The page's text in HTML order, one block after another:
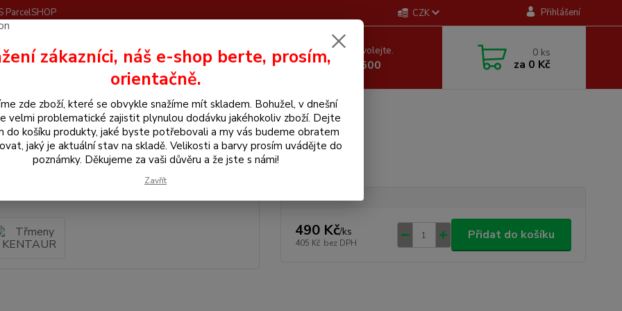
ParcelSHOP CZK Přihlášení
Hledat Nevíte si rady? Zavolejte.
+420 605 255 500
0 ks
za 0 Kč
pro koně Třmeny KENTAUR
KENTAUR
490 Kč/ks
405 Kč bez DPH
Přidat do košíku
zákazníci, náš e-shop berte, prosím,
orientačně.
zde zboží, které se obvykle snažíme mít skladem. Bohužel, v dnešní
velmi problematické zajistit plynulou dodávku jakéhokoliv zboží. Dejte
do košíku produkty, jaké byste potřebovali a my vás budeme obratem
jaký je aktuální stav na skladě. Velikosti a barvy prosím uvádějte do
poznámky. Děkujeme za vaši důvěru a že jste s námi!
Zavřít